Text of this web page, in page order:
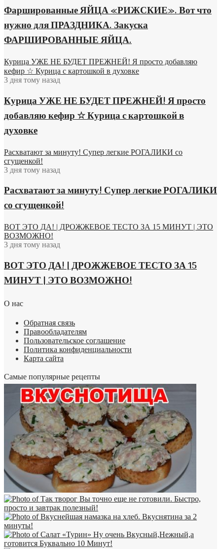
Фаршированные ЯЙЦА «РИЖСКИЕ». Вот что
нужно для ПРАЗДНИКА. Закуска
ФАРШИРОВАННЫЕ ЯЙЦА.
Курица УЖЕ НЕ БУДЕТ ПРЕЖНЕЙ! Я просто добавляю
кефир ☆ Курица с картошкой в духовке
3 дня тому назад
Курица УЖЕ НЕ БУДЕТ ПРЕЖНЕЙ! Я просто
добавляю кефир ☆ Курица с картошкой в
духовке
Расхватают за минуту! Супер легкие РОГАЛИКИ со
сгущенкой!
3 дня тому назад
Расхватают за минуту! Супер легкие РОГАЛИКИ
со сгущенкой!
ВОТ ЭТО ДА! | ДРОЖЖЕВОЕ ТЕСТО ЗА 15 МИНУТ | ЭТО
ВОЗМОЖНО!
3 дня тому назад
ВОТ ЭТО ДА! | ДРОЖЖЕВОЕ ТЕСТО ЗА 15
МИНУТ | ЭТО ВОЗМОЖНО!
О нас
Обратная связь
Правообладателям
Пользовательское соглашение
Политика конфиденциальности
Карта сайта
Самые популярные рецепты